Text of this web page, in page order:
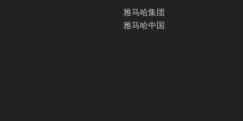
雅马哈集团
雅马哈中国